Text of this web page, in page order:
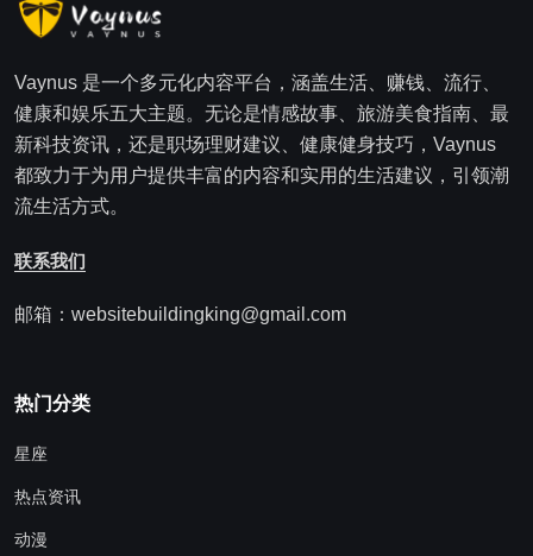
Vaynus 是一个多元化内容平台，涵盖生活、赚钱、流行、
健康和娱乐五大主题。无论是情感故事、旅游美食指南、最
新科技资讯，还是职场理财建议、健康健身技巧，Vaynus
都致力于为用户提供丰富的内容和实用的生活建议，引领潮
流生活方式。
联系我们
邮箱：websitebuildingking@gmail.com
热门分类
星座
热点资讯
动漫